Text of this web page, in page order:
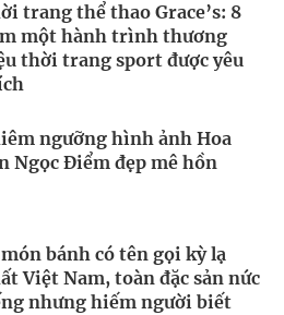
trang thể thao Grace’s: 8
một hành trình thương
thời trang sport được yêu
ngưỡng hình ảnh Hoa
Ngọc Điểm đẹp mê hồn
món bánh có tên gọi kỳ lạ
Việt Nam, toàn đặc sản nức
nhưng hiếm người biết